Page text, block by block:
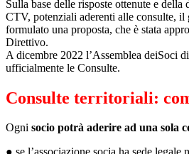
Sulla base delle risposte ottenute e della
CTV, potenziali aderenti alle consulte, il
formulato una proposta, che è stata
Direttivo.
A dicembre 2022 l’Assemblea deiSoci
ufficialmente le Consulte.
Consulte territoriali:
Ogni socio potrà aderire ad una sola